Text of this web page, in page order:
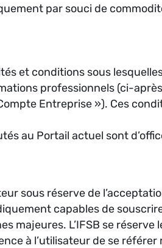
par souci de
et conditions sous
professionnels (ci-
Entreprise »). Ces
au Portail actuel sont
sous réserve de
capables de
majeures. L’IFSB se
à l’utilisateur de se